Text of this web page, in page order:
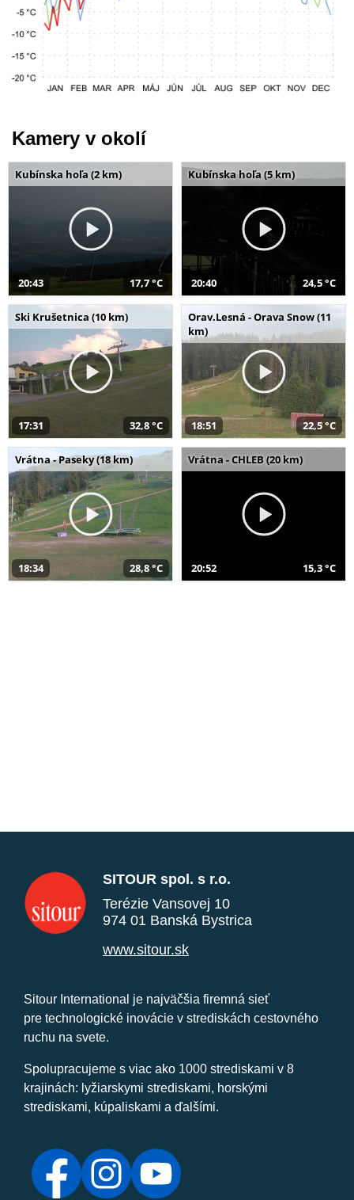
Kamery v okolí
Kubínska hoľa (2 km)
20:43 17,7 °C
Kubínska hoľa (5 km)
20:40 24,5 °C
Ski Krušetnica (10 km)
17:31 32,8 °C
Orav.Lesná - Orava Snow (11
km)
18:51 22,5 °C
Vrátna - Paseky (18 km)
18:34 28,8 °C
Vrátna - CHLEB (20 km)
20:52 15,3 °C
SITOUR spol. s r.o.
Terézie Vansovej 10
974 01 Banská Bystrica
www.sitour.sk
Sitour International je najväčšia firemná sieť
pre technologické inovácie v strediskách cestovného
ruchu na svete.
Spolupracujeme s viac ako 1000 strediskami v 8
krajinách: lyžiarskymi strediskami, horskými
strediskami, kúpaliskami a ďalšími.